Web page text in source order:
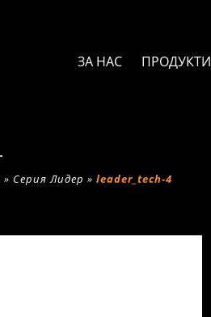
ЗА НАС ПРОДУКТИ
» Серия Лидер »leader_tech-4